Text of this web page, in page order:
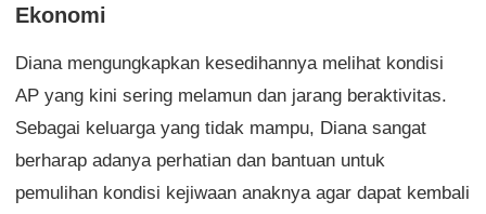
Ekonomi
Diana mengungkapkan kesedihannya melihat kondisi
AP yang kini sering melamun dan jarang beraktivitas.
Sebagai keluarga yang tidak mampu, Diana sangat
berharap adanya perhatian dan bantuan untuk
pemulihan kondisi kejiwaan anaknya agar dapat kembali